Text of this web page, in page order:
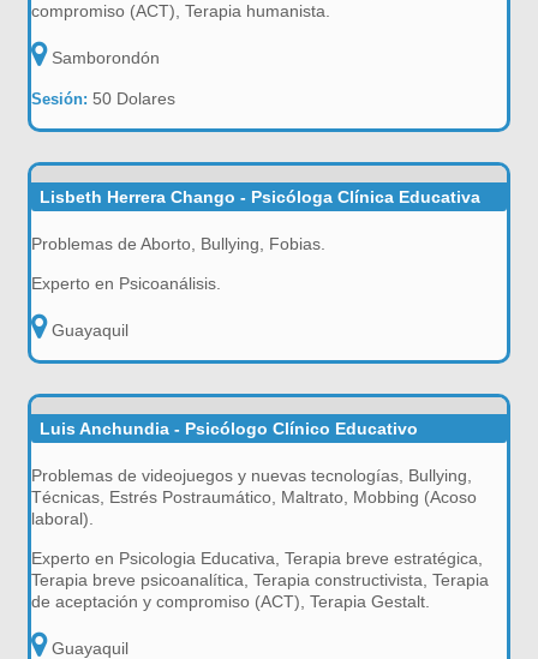
compromiso (ACT), Terapia humanista.
Samborondón
Sesión: 50 Dolares
Lisbeth Herrera Chango - Psicóloga Clínica Educativa
Problemas de Aborto, Bullying, Fobias.
Experto en Psicoanálisis.
Guayaquil
Luis Anchundia - Psicólogo Clínico Educativo
Problemas de videojuegos y nuevas tecnologías, Bullying,
Técnicas, Estrés Postraumático, Maltrato, Mobbing (Acoso
laboral).
Experto en Psicologia Educativa, Terapia breve estratégica,
Terapia breve psicoanalítica, Terapia constructivista, Terapia
de aceptación y compromiso (ACT), Terapia Gestalt.
Guayaquil